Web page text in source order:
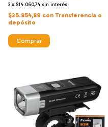
3 x $14.060,74 sin interés
$35.854,89 con Transferencia o
depósito
Comprar